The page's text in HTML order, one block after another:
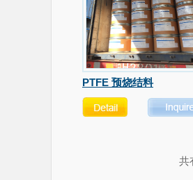
PTFE 预烧结料
共